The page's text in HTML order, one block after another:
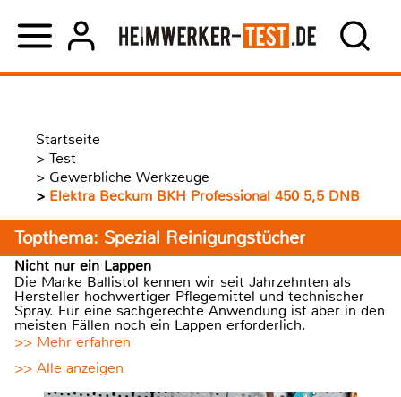
Startseite
> Test
> Gewerbliche Werkzeuge
> Elektra Beckum BKH Professional 450 5,5 DNB
Topthema: Spezial Reinigungstücher
Nicht nur ein Lappen
Die Marke Ballistol kennen wir seit Jahrzehnten als
Hersteller hochwertiger Pflegemittel und technischer
Spray. Für eine sachgerechte Anwendung ist aber in den
meisten Fällen noch ein Lappen erforderlich.
>> Mehr erfahren
>> Alle anzeigen